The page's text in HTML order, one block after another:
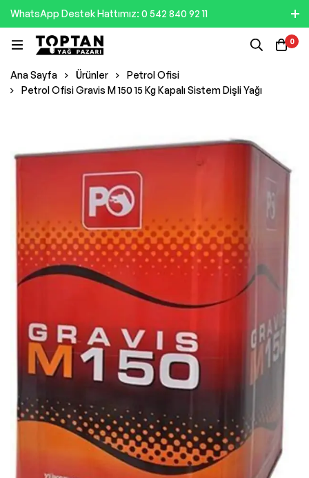
WhatsApp Destek Hattımız: 0 542 840 92 11
0
Ana Sayfa Ürünler
Petrol Ofisi
Petrol Ofisi Gravis M 150 15 Kg Kapalı Sistem Dişli Yağı